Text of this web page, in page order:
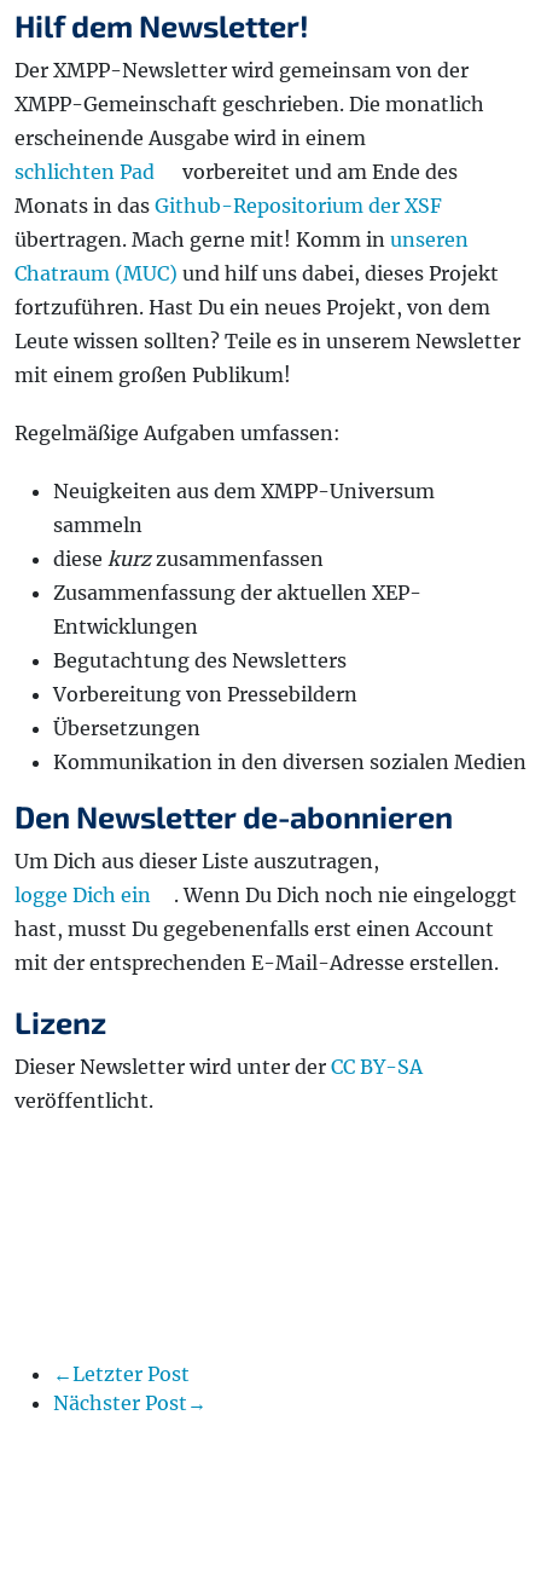
Hilf dem Newsletter!
Der XMPP-Newsletter wird gemeinsam von der
XMPP-Gemeinschaft geschrieben. Die monatlich
erscheinende Ausgabe wird in einem
schlichten Pad
vorbereitet und am Ende des
Monats in das Github-Repositorium der XSF
übertragen. Mach gerne mit! Komm in unseren
Chatraum (MUC) und hilf uns dabei, dieses Projekt
fortzuführen. Hast Du ein neues Projekt, von dem
Leute wissen sollten? Teile es in unserem Newsletter
mit einem großen Publikum!
Regelmäßige Aufgaben umfassen:
Neuigkeiten aus dem XMPP-Universum
sammeln
diese kurzzusammenfassen
Zusammenfassung der aktuellen XEP-
Entwicklungen
Begutachtung des Newsletters
Vorbereitung von Pressebildern
Übersetzungen
Kommunikation in den diversen sozialen Medien
Den Newsletter de-abonnieren
Um Dich aus dieser Liste auszutragen,
logge Dich ein
. Wenn Du Dich noch nie eingeloggt
hast, musst Du gegebenenfalls erst einen Account
mit der entsprechenden E-Mail-Adresse erstellen.
Lizenz
Dieser Newsletter wird unter der CC BY-SA
veröffentlicht.
←Letzter Post
Nächster Post→